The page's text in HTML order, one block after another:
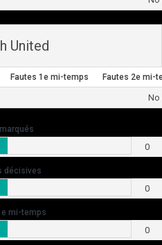
United
Fautes 1e mi-temps Fautes 2e mi-
No
0
décisives
0
mi-temps
0